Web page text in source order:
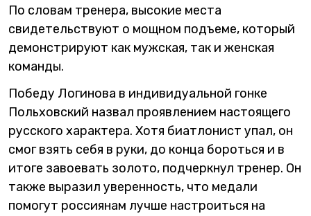
По словам тренера, высокие места
свидетельствуют о мощном подъеме, который
демонстрируют как мужская, так и женская
команды.
Победу Логинова в индивидуальной гонке
Польховский назвал проявлением настоящего
русского характера. Хотя биатлонист упал, он
смог взять себя в руки, до конца бороться и в
итоге завоевать золото, подчеркнул тренер. Он
также выразил уверенность, что медали
помогут россиянам лучше настроиться на